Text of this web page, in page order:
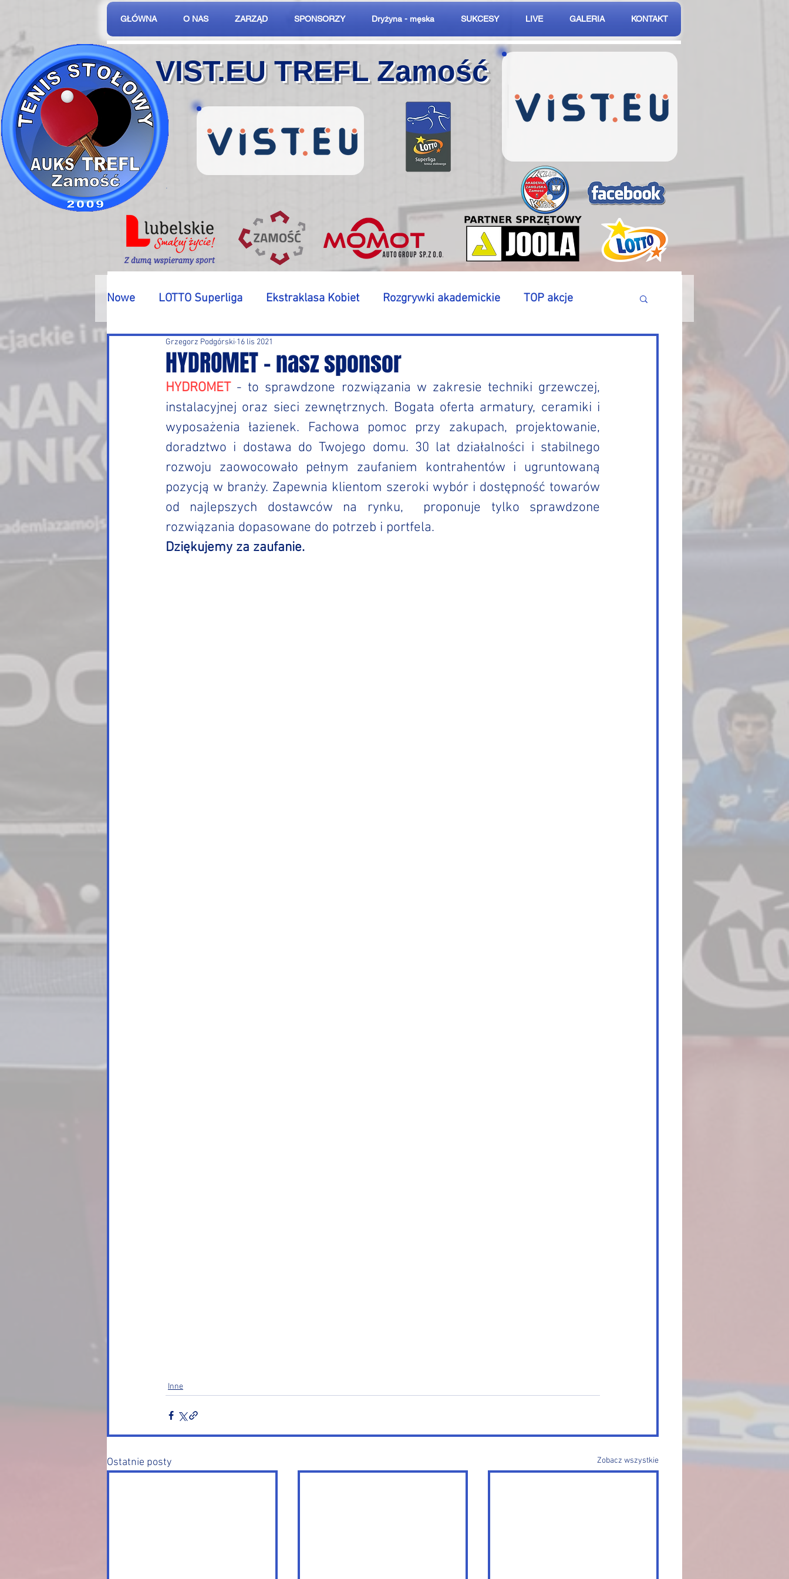
GŁÓWNA O NAS ZARZĄD SPONSORZY Dryżyna - męska SUKCESY LIVE GALERIA KONTAKT
VIST.EU TREFL Zamość
Nowe LOTTO Superliga Ekstraklasa Kobiet Rozgrywki akademickie TOP akcje
Turnieje Inne
HYDROMET - nasz sponsor
Grzegorz Podgórski 16 lis 2021
HYDROMET - to sprawdzone rozwiązania w zakresie techniki grzewczej,
instalacyjnej oraz sieci zewnętrznych. Bogata oferta armatury, ceramiki i
wyposażenia łazienek. Fachowa pomoc przy zakupach, projektowanie,
doradztwo i dostawa do Twojego domu. 30 lat działalności i stabilnego
rozwoju zaowocowało pełnym zaufaniem kontrahentów i ugruntowaną
pozycją w branży. Zapewnia klientom szeroki wybór i dostępność towarów
od najlepszych dostawców na rynku,  proponuje tylko sprawdzone
rozwiązania dopasowane do potrzeb i portfela.
Dziękujemy za zaufanie.
Inne
Ostatnie posty Zobacz wszystkie